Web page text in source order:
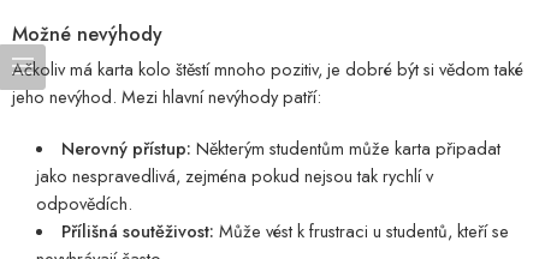
Možné nevýhody
Ačkoliv má karta kolo štěstí mnoho pozitiv, je dobré být si vědom také
jeho nevýhod. Mezi hlavní nevýhody patří:
Nerovný přístup: Některým studentům může karta připadat
jako nespravedlivá, zejména pokud nejsou tak rychlí v
odpovědích.
Přílišná soutěživost: Může vést k frustraci u studentů, kteří se